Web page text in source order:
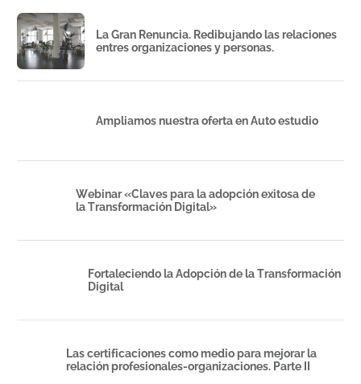
La Gran Renuncia. Redibujando las relaciones
entres organizaciones y personas.
Ampliamos nuestra oferta en Auto estudio
Webinar «Claves para la adopción exitosa de
la Transformación Digital»
Fortaleciendo la Adopción de la Transformación
Digital
Las certificaciones como medio para mejorar la
relación profesionales-organizaciones. Parte II